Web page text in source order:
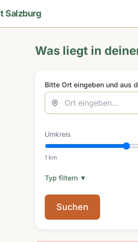
Salzburg
Was liegt in
Bitte Ort eingeben und aus
Umkreis
1 km
Typ filtern ▼
Suchen